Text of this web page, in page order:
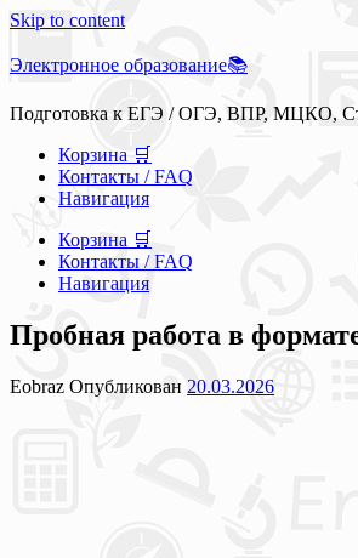
Skip to content
Электронное образование📚
Подготовка к ЕГЭ / ОГЭ, ВПР, МЦКО,
Корзина 🛒
Контакты / FAQ
Навигация
Корзина 🛒
Контакты / FAQ
Навигация
Пробная работа в
Eobraz Опубликован 20.03.2026